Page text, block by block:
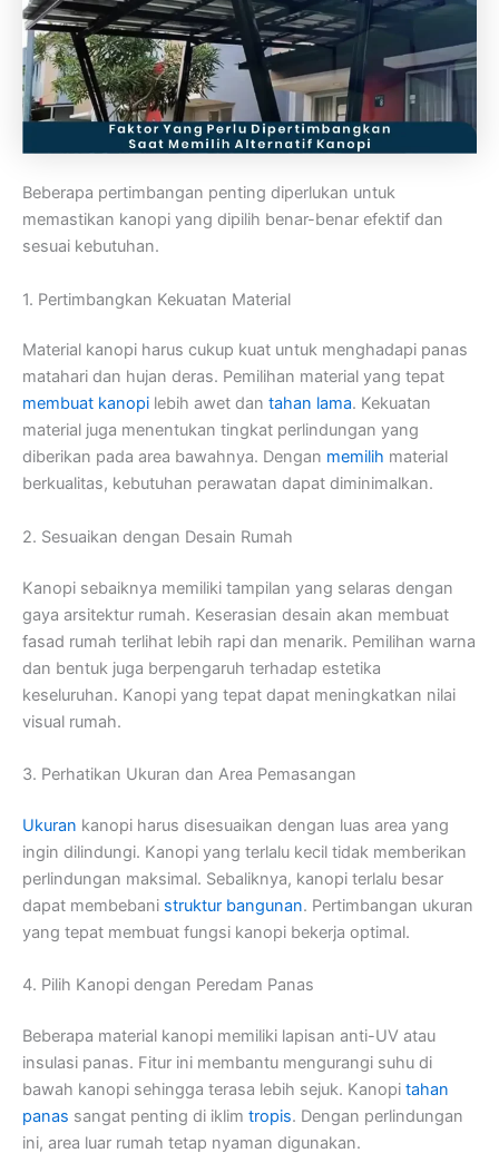
Beberapa pertimbangan penting diperlukan untuk
memastikan kanopi yang dipilih benar-benar efektif dan
sesuai kebutuhan.
1. Pertimbangkan Kekuatan Material
Material kanopi harus cukup kuat untuk menghadapi panas
matahari dan hujan deras. Pemilihan material yang tepat
membuat kanopi lebih awet dan tahan lama. Kekuatan
material juga menentukan tingkat perlindungan yang
diberikan pada area bawahnya. Dengan memilih material
berkualitas, kebutuhan perawatan dapat diminimalkan.
2. Sesuaikan dengan Desain Rumah
Kanopi sebaiknya memiliki tampilan yang selaras dengan
gaya arsitektur rumah. Keserasian desain akan membuat
fasad rumah terlihat lebih rapi dan menarik. Pemilihan warna
dan bentuk juga berpengaruh terhadap estetika
keseluruhan. Kanopi yang tepat dapat meningkatkan nilai
visual rumah.
3. Perhatikan Ukuran dan Area Pemasangan
Ukuran kanopi harus disesuaikan dengan luas area yang
ingin dilindungi. Kanopi yang terlalu kecil tidak memberikan
perlindungan maksimal. Sebaliknya, kanopi terlalu besar
dapat membebani struktur bangunan. Pertimbangan ukuran
yang tepat membuat fungsi kanopi bekerja optimal.
4. Pilih Kanopi dengan Peredam Panas
Beberapa material kanopi memiliki lapisan anti-UV atau
insulasi panas. Fitur ini membantu mengurangi suhu di
bawah kanopi sehingga terasa lebih sejuk. Kanopi tahan
panas sangat penting di iklim tropis. Dengan perlindungan
ini, area luar rumah tetap nyaman digunakan.